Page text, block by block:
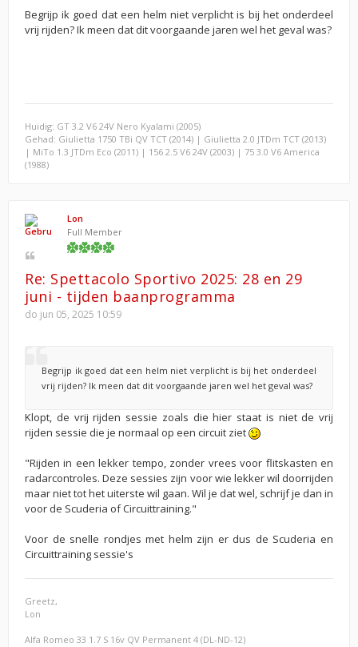
Begrijp ik goed dat een helm niet verplicht is bij het onderdeel
vrij rijden? Ik meen dat dit voorgaande jaren wel het geval was?
Huidig: GT 3.2 V6 24V Nero Kyalami (2005)
Gehad: Giulietta 1750 TBi QV TCT (2014) | Giulietta 2.0 JTDm TCT (2013)
| MiTo 1.3 JTDm Eco (2011) | 156 2.5 V6 24V (2003) | 75 3.0 V6 America
(1988)
Lon
Full Member
Re: Spettacolo Sportivo 2025: 28 en 29
juni - tijden baanprogramma
do jun 05, 2025 10:59
Begrijp ik goed dat een helm niet verplicht is bij het onderdeel
vrij rijden? Ik meen dat dit voorgaande jaren wel het geval was?
Klopt, de vrij rijden sessie zoals die hier staat is niet de vrij
rijden sessie die je normaal op een circuit ziet
"Rijden in een lekker tempo, zonder vrees voor flitskasten en
radarcontroles. Deze sessies zijn voor wie lekker wil doorrijden
maar niet tot het uiterste wil gaan. Wil je dat wel, schrijf je dan in
voor de Scuderia of Circuittraining."
Voor de snelle rondjes met helm zijn er dus de Scuderia en
Circuittraining sessie's
Greetz,
Lon
Alfa Romeo 33 1.7 S 16v QV Permanent 4 (DL-ND-12)